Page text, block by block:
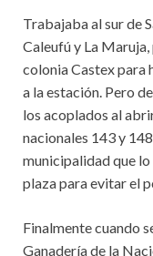
Trabajaba al sur de
Caleufú y La
colonia Castex para
a la estación. Pero
los acoplados al
nacionales 143 y
municipalidad que lo
plaza para evitar el
Finalmente cuando
Ganadería de la